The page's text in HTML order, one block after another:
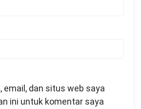
email, dan situs web saya
ini untuk komentar saya